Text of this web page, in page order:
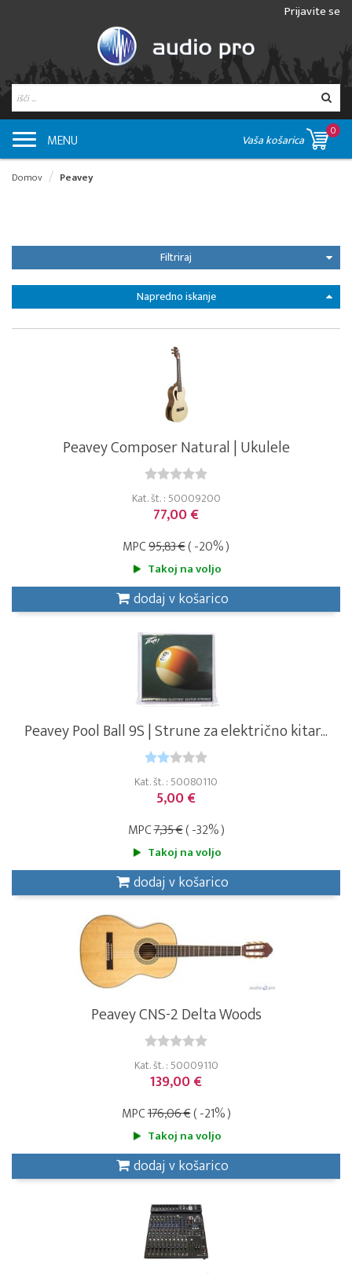
Prijavite se
MENU Vaša košarica
0
Domov Peavey
Filtriraj
Napredno iskanje
Peavey Composer Natural | Ukulele
Kat. št. : 50009200
77,00 €
MPC95,83 €( -20% )
Takoj na voljo
dodaj v košarico
Peavey Pool Ball 9S | Strune za električno kitar...
Kat. št. : 50080110
5,00 €
MPC7,35 €( -32% )
Takoj na voljo
dodaj v košarico
Peavey CNS-2 Delta Woods
Kat. št. : 50009110
139,00 €
MPC176,06 €( -21% )
Takoj na voljo
dodaj v košarico